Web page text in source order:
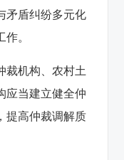
矛盾纠纷多元化
。
裁机构、农村土
应当建立健全仲
提高仲裁调解质